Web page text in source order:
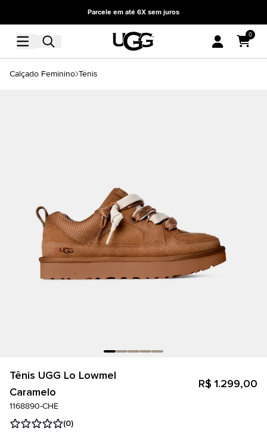
Parcele em até 6X sem juros
0
Calçado Feminino Tênis
Tênis UGG Lo Lowmel
Caramelo
R$ 1.299,00
1168890-CHE
(0)